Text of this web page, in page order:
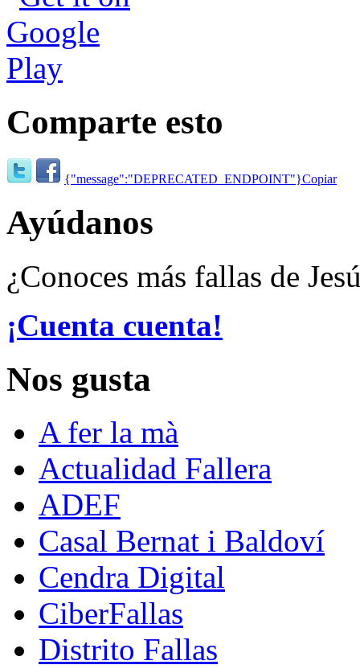
Comparte esto
{"message":"DEPRECATED_ENDPOINT"}Copiar
Ayúdanos
¿Conoces más fallas de
¡Cuenta cuenta!
Nos gusta
A fer la mà
Actualidad Fallera
ADEF
Casal Bernat i Baldoví
Cendra Digital
CiberFallas
Distrito Fallas